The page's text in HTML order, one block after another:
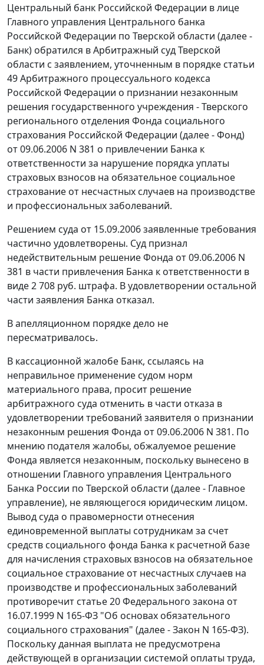
Центральный банк Российской Федерации в лице
Главного управления Центрального банка
Российской Федерации по Тверской области (далее -
Банк) обратился в Арбитражный суд Тверской
области с заявлением, уточненным в порядке статьи
49Арбитражного процессуального кодекса
Российской Федерации о признании незаконным
решения государственного учреждения - Тверского
регионального отделения Фонда социального
страхования Российской Федерации (далее - Фонд)
от 09.06.2006 N 381 о привлечении Банка к
ответственности за нарушение порядка уплаты
страховых взносов на обязательное социальное
страхование от несчастных случаев на производстве
и профессиональных заболеваний.
Решением суда от 15.09.2006 заявленные требования
частично удовлетворены. Суд признал
недействительным решение Фонда от 09.06.2006 N
381 в части привлечения Банка к ответственности в
виде 2 708 руб. штрафа. В удовлетворении остальной
части заявления Банка отказал.
В апелляционном порядке дело не
пересматривалось.
В кассационной жалобе Банк, ссылаясь на
неправильное применение судом норм
материального права, просит решение
арбитражного суда отменить в части отказа в
удовлетворении требований заявителя о признании
незаконным решения Фонда от 09.06.2006 N 381. По
мнению подателя жалобы, обжалуемое решение
Фонда является незаконным, поскольку вынесено в
отношении Главного управления Центрального
Банка России по Тверской области (далее - Главное
управление), не являющегося юридическим лицом.
Вывод суда о правомерности отнесения
единовременной выплаты сотрудникам за счет
средств социального фонда Банка к расчетной базе
для начисления страховых взносов на обязательное
социальное страхование от несчастных случаев на
производстве и профессиональных заболеваний
противоречит статье 20Федерального закона от
16.07.1999 N 165-ФЗ "Об основах обязательного
социального страхования" (далее - Закон N 165-ФЗ).
Поскольку данная выплата не предусмотрена
действующей в организации системой оплаты труда,